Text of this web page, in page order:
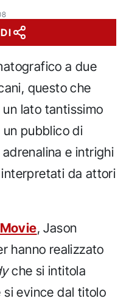
a due
questo che
un lato tantissimo
pubblico di
e intrighi
da attori
, Jason
hanno realizzato
che si intitola
si evince dal titolo